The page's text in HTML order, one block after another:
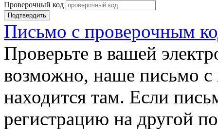
Проверочный код
Подтвердить
Письмо с проверочным
Проверьте в вашей
возможно, наше письмо с
находится там. Если
регистрацию на другой